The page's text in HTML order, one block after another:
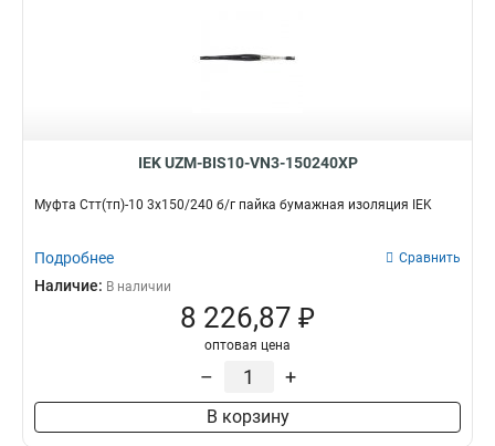
IEK UZM-BIS10-VN3-150240XP
Муфта Стт(тп)-10 3х150/240 б/г пайка бумажная изоляция IEK
Подробнее Сравнить
Наличие: В наличии
8 226,87 ₽
оптовая цена
– +
В корзину